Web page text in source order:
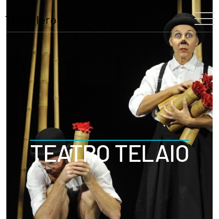
Trallallero
Home
Chi siamo
La nostra storia
Il Team
Partners
Il Festival
Trallallero
Programma
Progetti
Blooming
TEATRO TELAIO